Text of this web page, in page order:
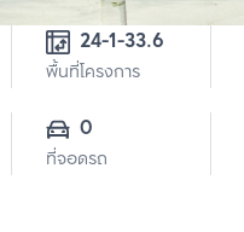
24-1-33.6
พื้นที่โครงการ
0
ที่จอดรถ